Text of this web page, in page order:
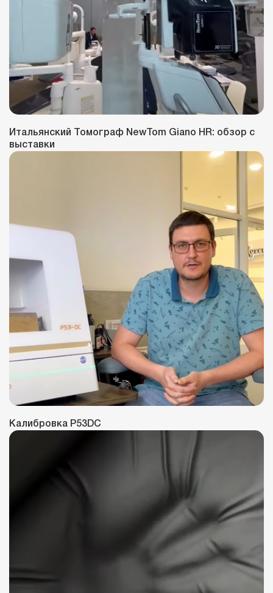
Итальянский Томограф NewTom Giano HR: обзор с
выставки
Калибровка P53DC